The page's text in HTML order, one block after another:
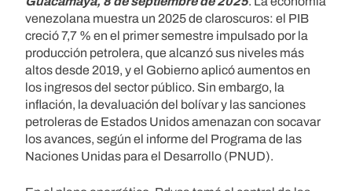
venezolana muestra un 2025 de claroscuros: el PIB
creció 7,7 % en el primer semestre impulsado por la
producción petrolera, que alcanzó sus niveles más
altos desde 2019, y el Gobierno aplicó aumentos en
los ingresos del sector público. Sin embargo, la
inflación, la devaluación del bolívar y las sanciones
petroleras de Estados Unidos amenazan con socavar
los avances, según el informe del Programa de las
Naciones Unidas para el Desarrollo (PNUD).